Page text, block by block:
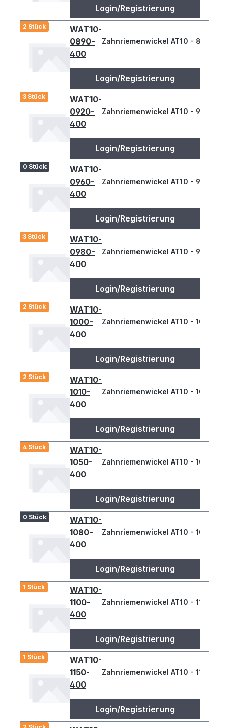
Login/Registrierung
2 Stück
WAT10-
0890-
400
Zahnriemenwickel AT10 - 890
Login/Registrierung
3 Stück
WAT10-
0920-
400
Zahnriemenwickel AT10 - 920
Login/Registrierung
0 Stück
WAT10-
0960-
400
Zahnriemenwickel AT10 - 960
Login/Registrierung
3 Stück
WAT10-
0980-
400
Zahnriemenwickel AT10 - 980
Login/Registrierung
2 Stück
WAT10-
1000-
400
Zahnriemenwickel AT10 - 1000
Login/Registrierung
2 Stück
WAT10-
1010-
400
Zahnriemenwickel AT10 - 1010
Login/Registrierung
4 Stück
WAT10-
1050-
400
Zahnriemenwickel AT10 - 1050
Login/Registrierung
0 Stück
WAT10-
1080-
400
Zahnriemenwickel AT10 - 1080
Login/Registrierung
1 Stück
WAT10-
1100-
400
Zahnriemenwickel AT10 - 1100
Login/Registrierung
1 Stück
WAT10-
1150-
400
Zahnriemenwickel AT10 - 1150
Login/Registrierung